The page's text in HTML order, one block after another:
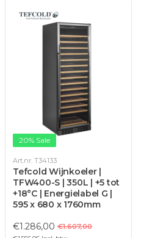
20% Sale
Art.nr. T34133
Tefcold Wijnkoeler |
TFW400-S | 350L | +5 tot
+18°C | Energielabel G |
595 x 680 x 1760mm
€1.286,00 €1.607,00